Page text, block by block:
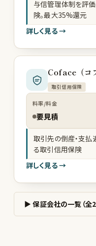
与信管理体制を評
険。最大35%還元
詳しく見る →
Coface（コ
取引信用保険
料率/料金
要見積
取引先の倒産・支
る取引信用保険
詳しく見る →
▶ 保証会社の一覧（全